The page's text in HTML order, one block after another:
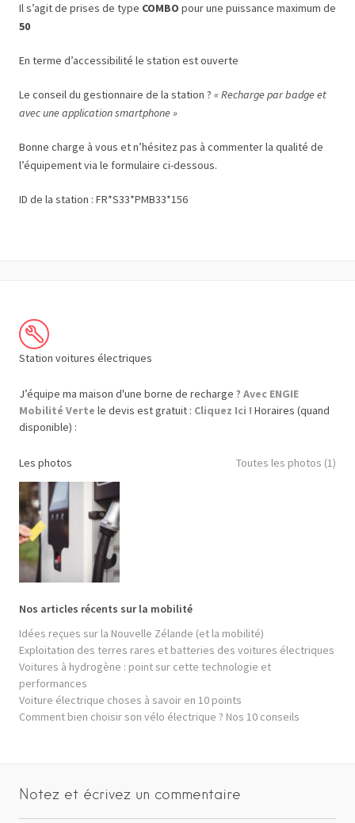
Il s’agit de prises de type COMBO pour une puissance maximum de
50
En terme d’accessibilité le station est ouverte
Le conseil du gestionnaire de la station ? « Recharge par badge et
avec une application smartphone »
Bonne charge à vous et n’hésitez pas à commenter la qualité de
l’équipement via le formulaire ci-dessous.
ID de la station : FR*S33*PMB33*156
Station voitures électriques
J’équipe ma maison d'une borne de recharge ? Avec ENGIE
Mobilité Verte le devis est gratuit : Cliquez Ici ! Horaires (quand
disponible) :
Les photos Toutes les photos (1)
Nos articles récents sur la mobilité
Idées reçues sur la Nouvelle Zélande (et la mobilité)
Exploitation des terres rares et batteries des voitures électriques
Voitures à hydrogène : point sur cette technologie et
performances
Voiture électrique choses à savoir en 10 points
Comment bien choisir son vélo électrique ? Nos 10 conseils
Notez et écrivez un commentaire